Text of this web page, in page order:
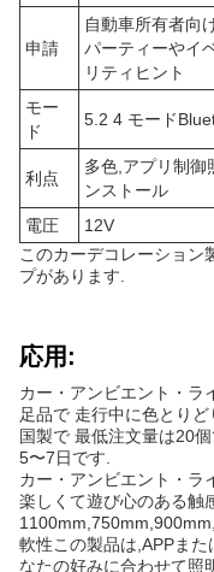
申請
自動車所有者向
パーティーやイ
リティヒント
モー
ド
5.2 4 モード
利点
多色,アプリ制御
ンストール
電圧
12V
このカーデコレーション
プがあります.
応用:
カー・アンビエント・ラ
足品で 走行中に色とり
国製で 最低注文量は20
5〜7日です.
カー・アンビエント・ラ
楽しくて遊び心のある触
軟性この製品は,APPま
なたの好みに合わせて照